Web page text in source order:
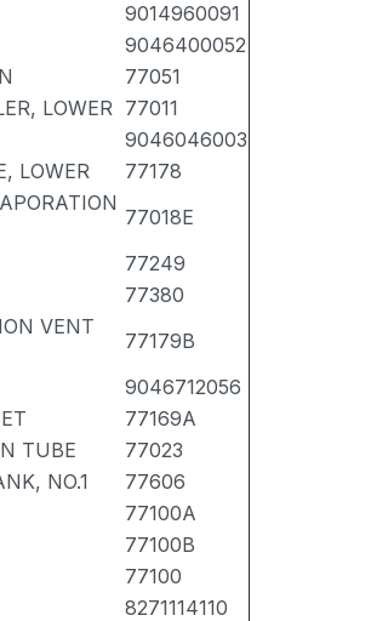
9014960091
9046400052
77051
LOWER 77011
9046046003
LOWER
77178
77018E
77249
77380
VENT
77179B
9046712056
77169A
TUBE
77023
NO.1
77606
77100A
77100B
77100
8271114110